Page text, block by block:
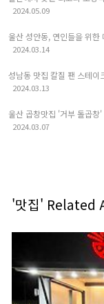
2024.05.09
울산 성안동, 연인들을 위한
2024.03.14
성남동 맛집 칼질 팬 스테이
2024.03.13
울산 곱창맛집 '거부 돌곱창'
2024.03.07
'맛집' Related